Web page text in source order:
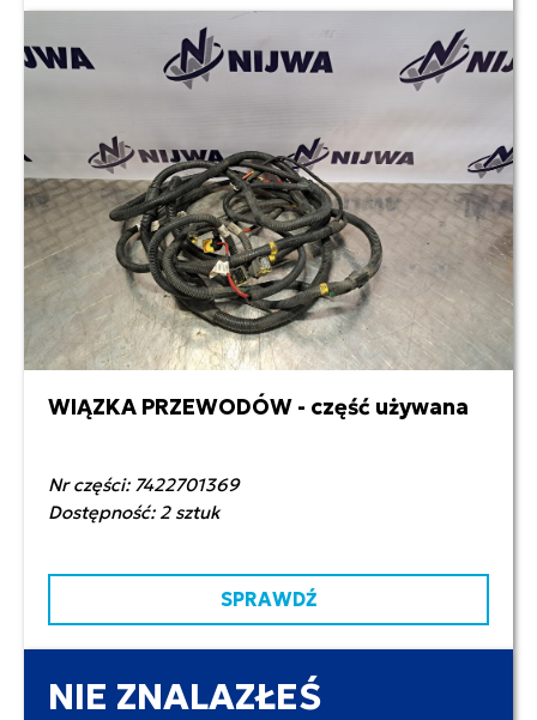
600,00 zł netto
WIĄZKA PRZEWODÓW - część używana
Nr części: 7422701369
Dostępność: 2 sztuk
SPRAWDŹ
NIE ZNALAZŁEŚ